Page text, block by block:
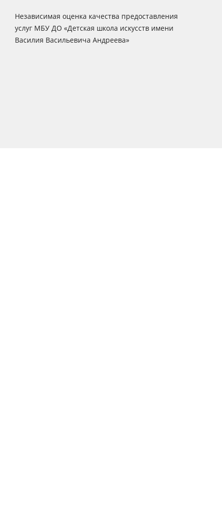
Независимая оценка качества предоставления
услуг МБУ ДО «Детская школа искусств имени
Василия Васильевича Андреева»